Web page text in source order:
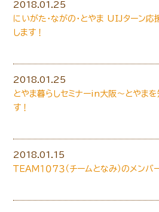
2018.01.25
にいがた・ながの・とやま UIJターン
します！
2018.01.25
とやま暮らしセミナーin大阪～とやま
す！
2018.01.15
ＴＥＡＭ１０７３（チームとなみ）のメン